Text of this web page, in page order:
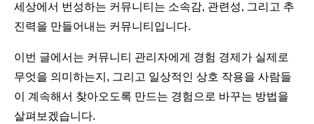
세상에서 번성하는 커뮤니티는 소속감, 관련성, 그리고 추
진력을 만들어내는 커뮤니티입니다.
이번 글에서는 커뮤니티 관리자에게 경험 경제가 실제로
무엇을 의미하는지, 그리고 일상적인 상호 작용을 사람들
이 계속해서 찾아오도록 만드는 경험으로 바꾸는 방법을
살펴보겠습니다.